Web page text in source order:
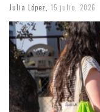
Julia López 15 julio, 2026